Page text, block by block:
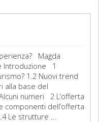
Magda
Introduzione 1
1.2 Nuovi trend
alla base del
numeri 2 L’offerta
componenti dell’offerta
Le strutture ...